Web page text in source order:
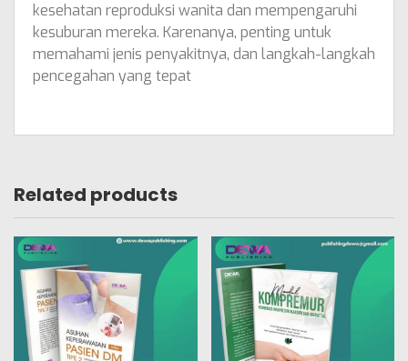
kesehatan reproduksi wanita dan mempengaruhi
kesuburan mereka. Karenanya, penting untuk
memahami jenis penyakitnya, dan langkah-langkah
pencegahan yang tepat
Related products